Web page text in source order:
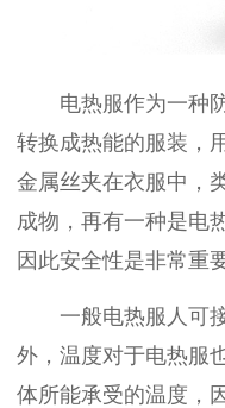
电热服作为一种
转换成热能的服装，
金属丝夹在衣服中，
成物，再有一种是电
因此安全性是非常重
一般电热服人可
外，温度对于电热服
体所能承受的温度，